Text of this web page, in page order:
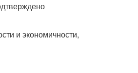
и экономичности,